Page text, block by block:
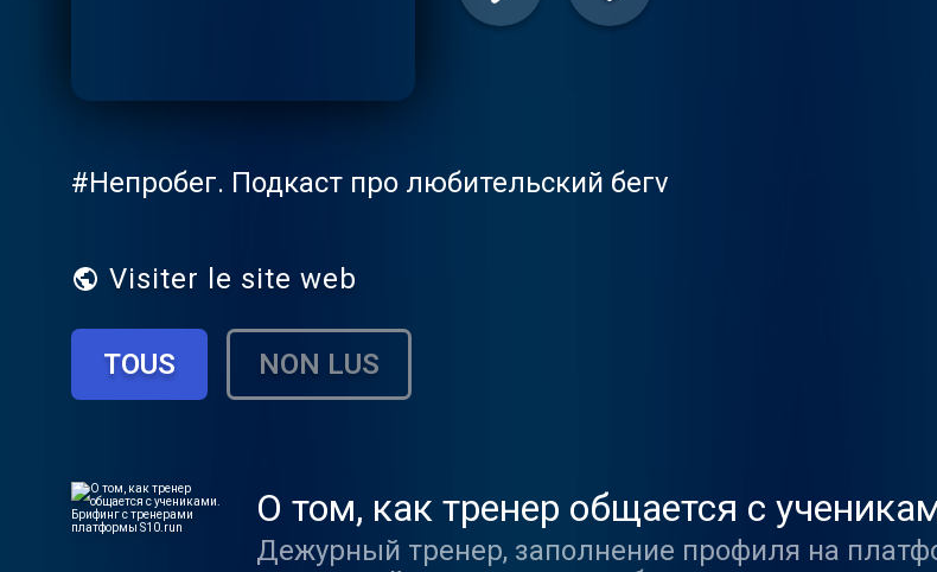
#Непробег. Подкаст про любительский бегv
Visiter le site web
TOUS NON LUS
О том, как тренер общается с
платформы S10.run
Дежурный тренер, заполнение профиля на